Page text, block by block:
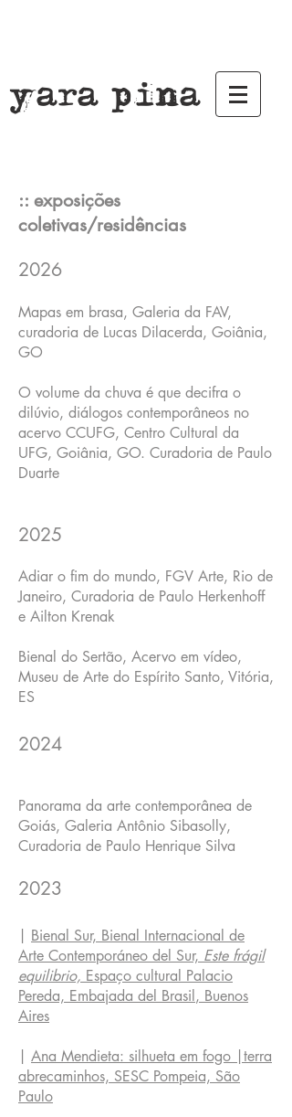
yara pina
:: exposições
coletivas/residências
2026
Mapas em brasa, Galeria da FAV,
curadoria de Lucas Dilacerda, Goiânia,
GO
O volume da chuva é que decifra o
dilúvio, diálogos contemporâneos no
acervo CCUFG, Centro Cultural da
UFG, Goiânia, GO. Curadoria de Paulo
Duarte
2025
Adiar o fim do mundo, FGV Arte, Rio de
Janeiro, Curadoria de Paulo Herkenhoff
e Ailton Krenak
Bienal do Sertão, Acervo em vídeo,
Museu de Arte do Espírito Santo, Vitória,
ES
2024
Panorama da arte contemporânea de
Goiás, Galeria Antônio Sibasolly,
Curadoria de Paulo Henrique Silva
2023
Bienal Sur, Bienal Internacional de
Arte Contemporáneo del Sur, Este frágil
equilibrio, Espaço cultural Palacio
Pereda, Embajada del Brasil , Buenos
Aires
Ana Mendieta: silhueta em fogo |terra
abrecaminhos, SESC Pompeia, São
Paulo